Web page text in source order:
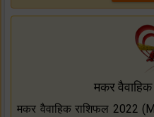
मकर
मकर वैवाहिक राशिफल 2022